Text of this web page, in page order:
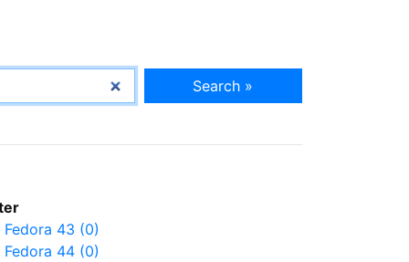
Search »
Fedora 43 (0)
Fedora 44 (0)